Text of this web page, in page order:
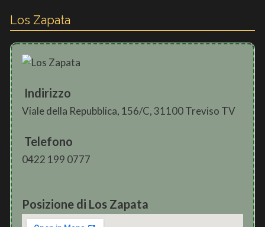
Los Zapata
Indirizzo
Viale della Repubblica, 156/C, 31100 Treviso TV
Telefono
0422 199 0777
Posizione di Los Zapata